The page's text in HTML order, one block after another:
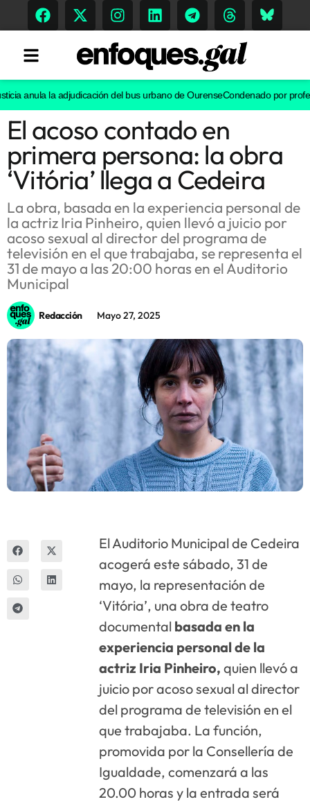
Tendencias
Memoria Histórica
Gastronomía
Escenarios
Sostenibilidad
Innova
anula la adjudicación del bus urbano de OurenseCondenado por proferir
El acoso contado en
primera persona: la obra
‘Vitória’ llega a Cedeira
La obra, basada en la experiencia personal de
la actriz Iria Pinheiro, quien llevó a juicio por
acoso sexual al director del programa de
televisión en el que trabajaba, se representa el
31 de mayo a las 20:00 horas en el Auditorio
Municipal
Redacción Mayo 27, 2025
El Auditorio Municipal de Cedeira
acogerá este sábado, 31 de
mayo, la representación de
‘Vitória’, una obra de teatro
documental basada en la
experiencia personal de la
actriz Iria Pinheiro, quien llevó a
juicio por acoso sexual al director
del programa de televisión en el
que trabajaba. La función,
promovida por la Consellería de
Igualdade, comenzará a las
20.00 horas y la entrada será